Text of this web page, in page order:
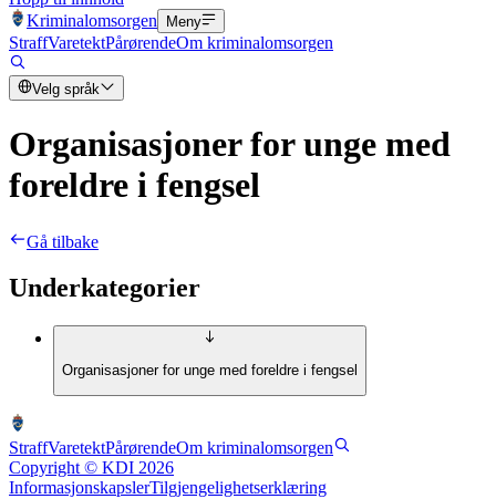
Kriminalomsorgen
Meny
StraffVaretektPårørendeOm kriminalomsorgen
Velg språk
Organisasjoner for unge med
foreldre i fengsel
Gå tilbake
Underkategorier
Organisasjoner for unge med foreldre i fengsel
StraffVaretektPårørendeOm kriminalomsorgen
Copyright © KDI 2026
InformasjonskapslerTilgjengelighetserklæring